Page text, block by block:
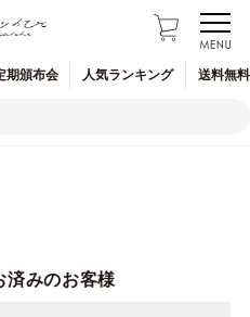
期頒布会 人気ランキング 送料無
済みのお客様